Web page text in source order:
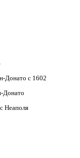
Донато с 1602
Донато
Неаполя